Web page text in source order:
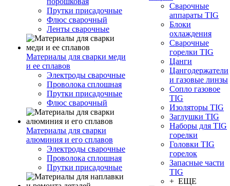
Прутки присадочные
Флюс сварочный
Ленты сварочные
Материалы для сварки меди
и ее сплавов
Электроды сварочные
Проволока сплошная
Прутки присадочные
Флюс сварочный
Материалы для сварки
алюминия и его сплавов
Электроды сварочные
Проволока сплошная
Прутки присадочные
Сварочные
аппараты TIG
Блоки
охлаждения
Сварочные
горелки TIG
Цанги
Цангодержатели
и газовые линзы
Сопло газовое
TIG
Изоляторы TIG
Заглушки TIG
Наборы для TIG
горелки
Головки TIG
горелок
Запасные части
TIG
+ ЕЩЕ